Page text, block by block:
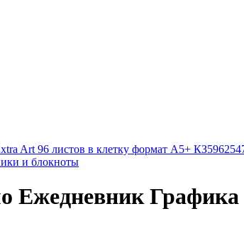
Art 96 листов в клетку формат А5+
и блокноты
Ежедневник